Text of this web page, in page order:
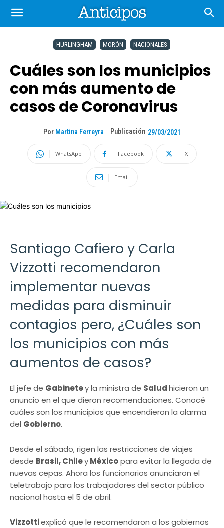
HURLINGHAM MORÓN NACIONALES
Cuáles son los municipios
con más aumento de
casos de Coronavirus
Por Martina Ferreyra Publicación 29/03/2021
WhatsApp Facebook X
Email
Santiago Cafiero y Carla
Vizzotti recomendaron
implementar nuevas
medidas para disminuir
contagios pero, ¿Cuáles son
los municipios con más
aumentos de casos?
El jefe de Gabinetey la ministra de Saludhicieron un
anuncio en el que dieron recomendaciones. Conocé
cuáles son los municipios que encendieron la alarma
del Gobierno.
Desde el sábado, rigen las restricciones de viajes
desde Brasil, ChileyMéxicopara evitar la llegada de
nuevas cepas. Ahora los funcionarios anunciaron el
teletrabajo para los trabajadores del sector público
nacional hasta el 5 de abril.
Vizzottiexplicó que le recomendaron a los gobiernos